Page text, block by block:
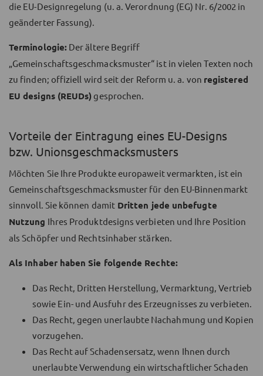
die EU-Designregelung (u. a. Verordnung (EG) Nr. 6/2002 in
geänderter Fassung).
Terminologie: Der ältere Begriff
„Gemeinschaftsgeschmacksmuster“ ist in vielen Texten noch
zu finden; offiziell wird seit der Reform u. a. von registered
EU designs (REUDs)gesprochen.
Vorteile der Eintragung eines EU-Designs
bzw. Unionsgeschmacksmusters
Möchten Sie Ihre Produkte europaweit vermarkten, ist ein
Gemeinschaftsgeschmacksmuster für den EU-Binnenmarkt
sinnvoll. Sie können damitDritten jede unbefugte
Nutzung Ihres Produktdesigns verbieten und Ihre Position
als Schöpfer und Rechtsinhaber stärken.
Als Inhaber haben Sie folgende Rechte:
Das Recht, Dritten Herstellung, Vermarktung, Vertrieb
sowie Ein- und Ausfuhr des Erzeugnisses zu verbieten.
Das Recht, gegen unerlaubte Nachahmung und Kopien
vorzugehen.
Das Recht auf Schadensersatz, wenn Ihnen durch
unerlaubte Verwendung ein wirtschaftlicher Schaden